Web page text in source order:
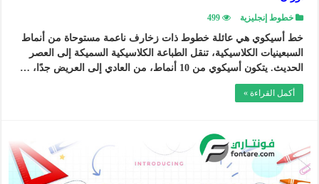
خطوط إنجليزية 499
خط أسيكوي هي عائلة خطوط ذات زخارف ناعمة مستوحاة من أنماط
السبعينيات الكلاسيكية، تنقل الطباعة الكلاسيكية السميكة إلى العصر
الحديث. يتكون أسيكوي من 10 أنماط، من العادي إلى العريض جدًا، …
أكمل القراءة »